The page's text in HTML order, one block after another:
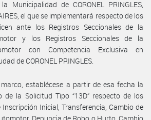
Municipalidad de CORONEL PRINGLES,
el que se implementará respecto de los
ante los Registros Seccionales de la
y los Registros Seccionales de la
con Competencia Exclusiva en
de CORONEL PRINGLES.
marco, establécese a partir de esa fecha la
de la Solicitud Tipo “13D” respecto de los
Inicial, Transferencia, Cambio de
Denuncia de Robo o Hurto, Cambio